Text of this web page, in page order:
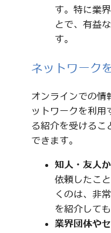
す。特に業
とで、有益
す。
ネットワーク
オンラインでの情
ットワークを利用
る紹介を受けるこ
できます。
知人・友人
依頼したこ
くのは、非
を紹介して
業界団体や